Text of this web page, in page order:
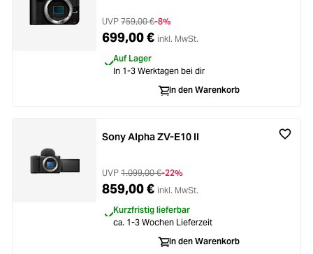
UVP 759,00 €-8%
699,00 € inkl. MwSt.
Auf Lager
In 1-3 Werktagen bei dir
In den Warenkorb
Sony Alpha ZV-E10 II
UVP 1.099,00 €-22%
859,00 € inkl. MwSt.
Kurzfristig lieferbar
ca. 1-3 Wochen Lieferzeit
In den Warenkorb